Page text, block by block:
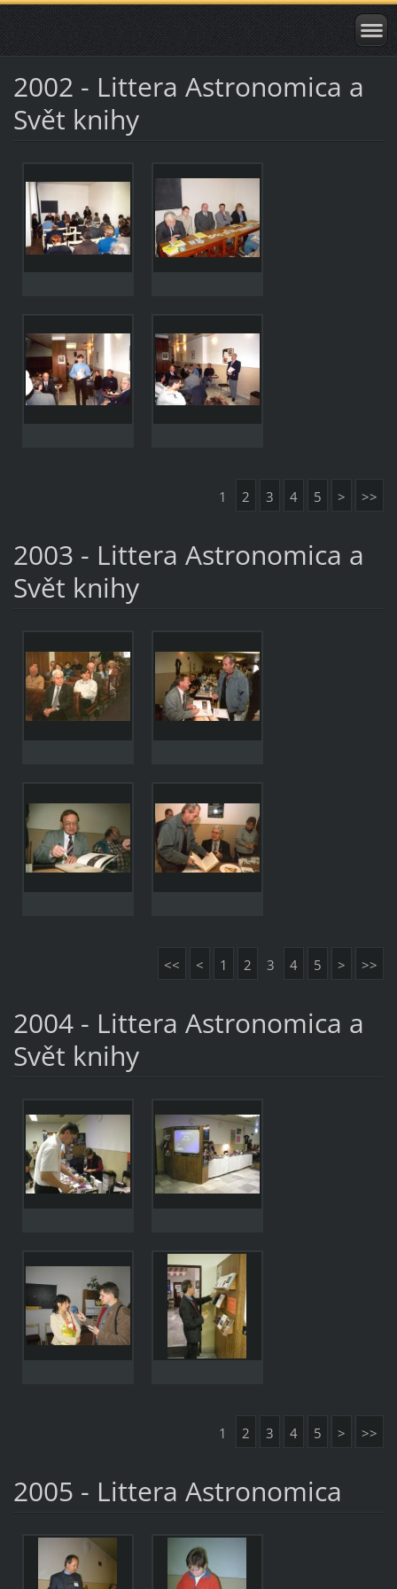
2002 - Littera Astronomica a
Svět knihy
1 2 3 4 5 > >>
2003 - Littera Astronomica a
Svět knihy
<< < 1 2 3 4 5 > >>
2004 - Littera Astronomica a
Svět knihy
1 2 3 4 5 > >>
2005 - Littera Astronomica